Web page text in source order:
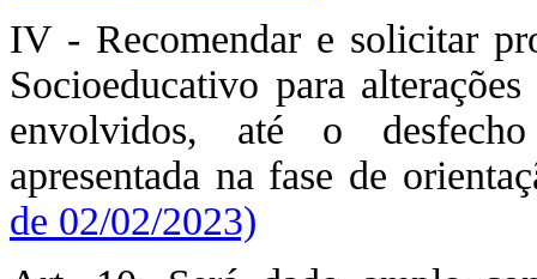
IV - Recomendar e solicitar
Socioeducativo para
envolvidos, até o
apresentada na fase de
de 02/02/2023)